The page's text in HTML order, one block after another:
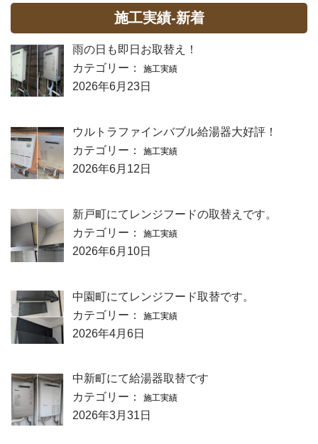
施工実績-新着
雨の日も即日お取替え！
カテゴリー：
施工実績
2026年6月23日
ウルトラファインバブル給湯器大好評！
カテゴリー：
施工実績
2026年6月12日
新戸町にてレンジフードの取替えです。
カテゴリー：
施工実績
2026年6月10日
中園町にてレンジフード取替です。
カテゴリー：
施工実績
2026年4月6日
中新町にて給湯器取替です
カテゴリー：
施工実績
2026年3月31日